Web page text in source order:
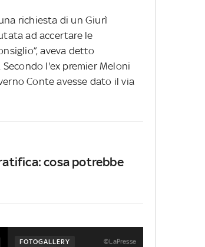
richiesta di un Giurì
ad accertare le
aveva detto
l'ex premier Meloni
Conte avesse dato il via
cosa potrebbe
FOTOGALLERY ©LaPresse